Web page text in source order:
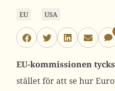
EU USA
EU-kommissionen
stället för att se hur